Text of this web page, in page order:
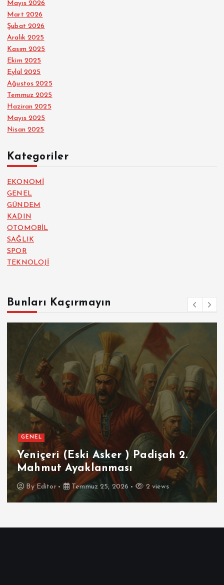
Mayıs 2026
Mart 2026
Şubat 2026
Aralık 2025
Kasım 2025
Ekim 2025
Eylül 2025
Ağustos 2025
Temmuz 2025
Haziran 2025
Mayıs 2025
Nisan 2025
Kategoriler
EKONOMİ
GENEL
GÜNDEM
KADIN
OTOMOBİL
SAĞLIK
SPOR
TEKNOLOJİ
Bunları Kaçırmayın
Asker ) Padişah 2.
Temmuz 25, 2026 2 views
GENEL
Futbolun
İspanya
Editor